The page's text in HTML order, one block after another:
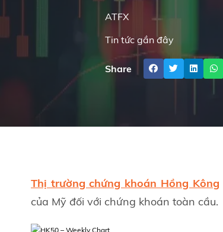
ATFX
Tin tức gần đây
Share
Thị trường chứng khoán Hồng Kông
của Mỹ đối với chứng khoán toàn cầu.